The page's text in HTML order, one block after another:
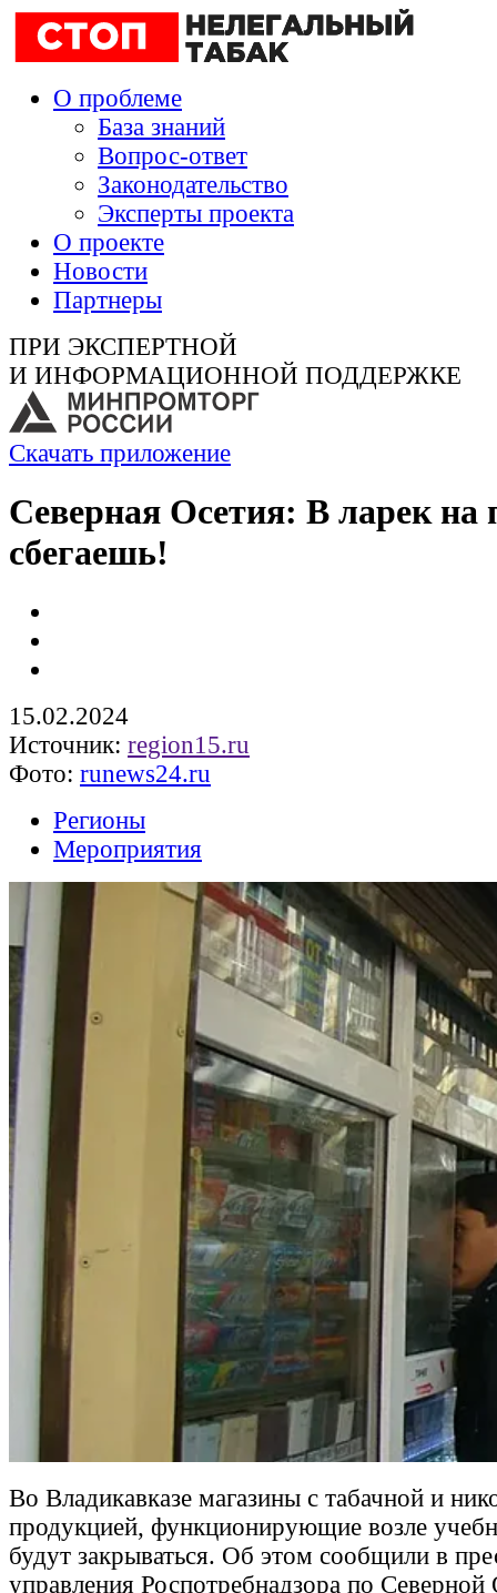
О проблеме
База знаний
Вопрос-ответ
Законодательство
Эксперты проекта
О проекте
Новости
Партнеры
ПРИ ЭКСПЕРТНОЙ
И ИНФОРМАЦИОННОЙ ПОДДЕРЖКЕ
Скачать приложение
Северная Осетия: В ларек на
сбегаешь!
15.02.2024
Источник: region15.ru
Фото: runews24.ru
Регионы
Мероприятия
Во Владикавказе магазины с табачной и
продукцией, функционирующие возле
будут закрываться. Об этом сообщили в
управления Роспотребнадзора по Северной